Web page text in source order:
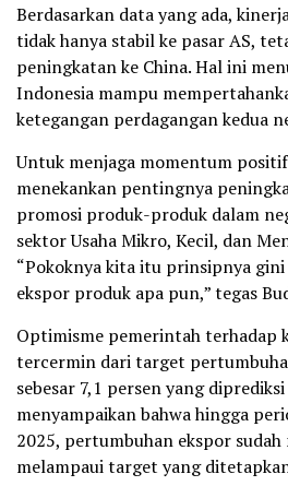
Berdasarkan data yang ada,
tidak hanya stabil ke pasar AS,
peningkatan ke China. Hal ini
Indonesia mampu
ketegangan perdagangan kedua
Untuk menjaga momentum
menekankan pentingnya
promosi produk-produk dalam
sektor Usaha Mikro, Kecil, dan
“Pokoknya kita itu prinsipnya
ekspor produk apa pun,” tegas
Optimisme pemerintah terhadap
tercermin dari target
sebesar 7,1 persen yang
menyampaikan bahwa hingga
2025, pertumbuhan ekspor sudah
melampaui target yang